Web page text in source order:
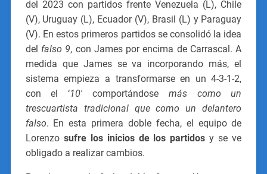
del 2023 con partidos frente Venezuela (L), Chile
(V), Uruguay (L), Ecuador (V), Brasil (L) y Paraguay
(V). En estos primeros partidos se consolidó la idea
del falso 9, con James por encima de Carrascal. A
medida que James se va incorporando más, el
sistema empieza a transformarse en un 4-3-1-2,
con el ‘10′ comportándose más como un
trescuartista tradicional que como un delantero
falso. En esta primera doble fecha, el equipo de
Lorenzo sufre los inicios de los partidos y se ve
obligado a realizar cambios.